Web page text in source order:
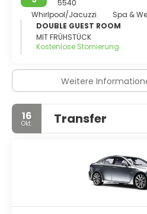
5540
Whirlpool/Jacuzzi
Spa &
DOUBLE GUEST ROOM
MIT FRÜHSTÜCK
Kostenlose Stornierung
Weitere
16
Okt. Transfer